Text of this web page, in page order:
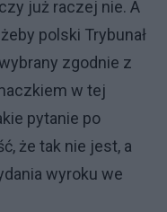
już raczej nie. A
polski Trybunał
zgodnie z
w tej
pytanie po
że tak nie jest, a
wyroku we